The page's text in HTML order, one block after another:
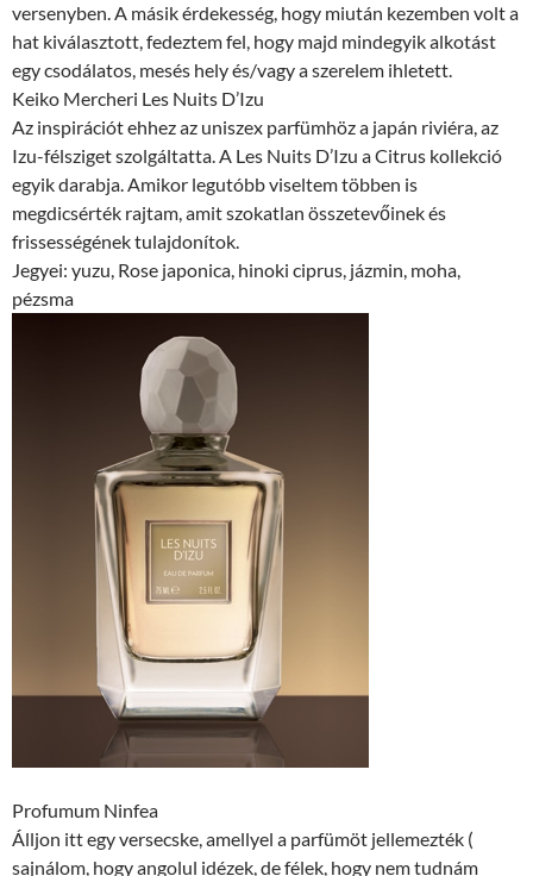
versenyben. A másik érdekesség, hogy miután kezemben volt a
hat kiválasztott, fedeztem fel, hogy majd mindegyik alkotást
egy csodálatos, mesés hely és/vagy a szerelem ihletett.
Keiko Mercheri Les Nuits D’Izu
Az inspirációt ehhez az uniszex parfümhöz a japán riviéra, az
Izu-félsziget szolgáltatta. A Les Nuits D’Izu a Citrus kollekció
egyik darabja. Amikor legutóbb viseltem többen is
megdicsérték rajtam, amit szokatlan összetevőinek és
frissességének tulajdonítok.
Jegyei: yuzu, Rose japonica, hinoki ciprus, jázmin, moha,
pézsma
Profumum Ninfea
Álljon itt egy versecske, amellyel a parfümöt jellemezték (
sajnálom, hogy angolul idézek, de félek, hogy nem tudnám